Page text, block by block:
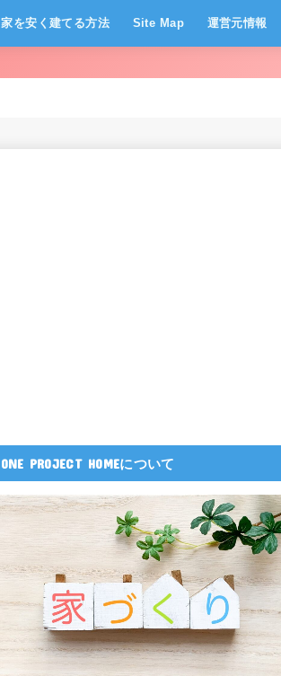
家を安く建てる方法 Site Map 運営元情報
ONE PROJECT HOMEについて